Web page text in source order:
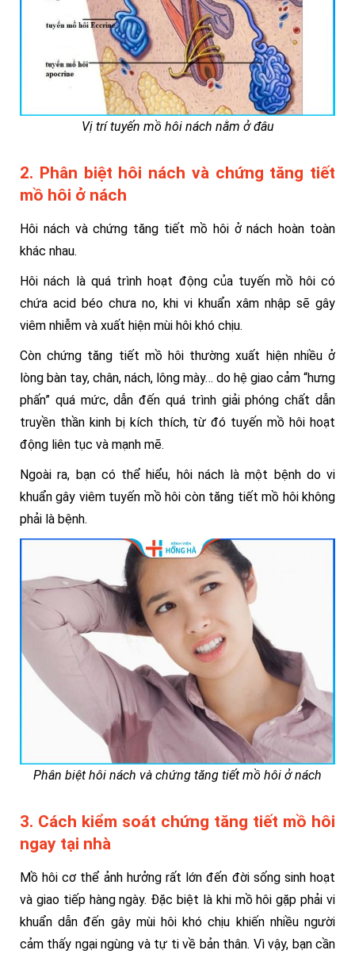
Vị trí tuyến mồ hôi nách nằm ở đâu
2. Phân biệt hôi nách và chứng tăng tiết
mồ hôi ở nách
Hôi nách và chứng tăng tiết mồ hôi ở nách hoàn toàn
khác nhau.
Hôi nách là quá trình hoạt động của tuyến mồ hôi có
chứa acid béo chưa no, khi vi khuẩn xâm nhập sẽ gây
viêm nhiễm và xuất hiện mùi hôi khó chịu.
Còn chứng tăng tiết mồ hôi thường xuất hiện nhiều ở
lòng bàn tay, chân, nách, lông mày… do hệ giao cảm “hưng
phấn” quá mức, dẫn đến quá trình giải phóng chất dẫn
truyền thần kinh bị kích thích, từ đó tuyến mồ hôi hoạt
động liên tục và mạnh mẽ.
Ngoài ra, bạn có thể hiểu, hôi nách là một bệnh do vi
khuẩn gây viêm tuyến mồ hôi còn tăng tiết mồ hôi không
phải là bệnh.
Phân biệt hôi nách và chứng tăng tiết mồ hôi ở nách
3. Cách kiểm soát chứng tăng tiết mồ hôi
ngay tại nhà
Mồ hôi cơ thể ảnh hưởng rất lớn đến đời sống sinh hoạt
và giao tiếp hàng ngày. Đặc biệt là khi mồ hôi gặp phải vi
khuẩn dẫn đến gây mùi hôi khó chịu khiến nhiều người
cảm thấy ngại ngùng và tự ti về bản thân. Vì vậy, bạn cần